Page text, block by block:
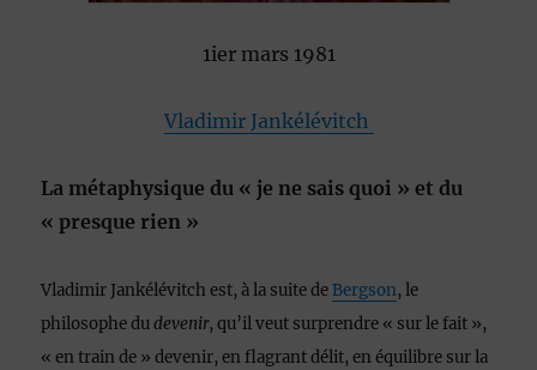
1ier mars 1981
Vladimir Jankélévitch
La métaphysique du « je ne sais quoi » et du
« presque rien »
Vladimir Jankélévitch est, à la suite deBergson, le
philosophe dudevenir, qu’il veut surprendre « sur le fait »,
« en train de » devenir, en flagrant délit, en équilibre sur la